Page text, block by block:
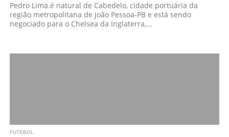
Pedro Lima.é natural de Cabedelo, cidade portuária da
região metropolitana de João Pessoa-PB e está sendo
negociado para o Chelsea da Inglaterra,...
FUTEBOL